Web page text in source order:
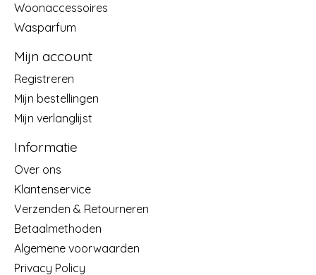
Woonaccessoires
Wasparfum
Mijn account
Registreren
Mijn bestellingen
Mijn verlanglijst
Informatie
Over ons
Klantenservice
Verzenden & Retourneren
Betaalmethoden
Algemene voorwaarden
Privacy Policy